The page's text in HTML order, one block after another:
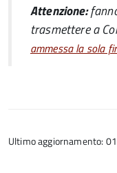
Attenzione:
trasmettere a
ammessa la sola
Ultimo aggiornamento: